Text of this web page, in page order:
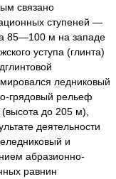
связано
ступеней —
85—100 м на западе
уступа (глинта)
ледниковый
грядовый рельеф
до 205 м),
деятельности
и
абразионно-
равнин